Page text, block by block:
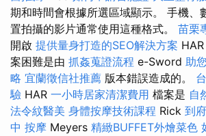
期和時間會根據所選區域顯示。 手機、
置拍攝的影片通常使用這種格式。 苗栗
開啟 提供量身打造的SEO解決方案 HAR
案困難是由 抓姦蒐證流程 e-Sword 助
略 宜蘭徵信社推薦 版本錯誤造成的。
驗 HAR 一小時居家清潔費用 檔案是 自
法令紋醫美 身體按摩技術課程 Rick 到
中 按摩 Meyers 精緻BUFFET外燴菜色